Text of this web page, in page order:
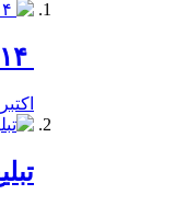
اکتبر 15, 2019